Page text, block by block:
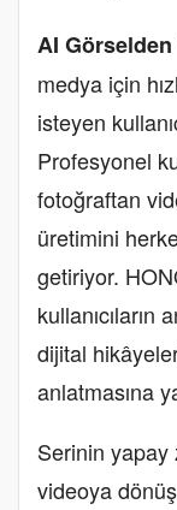
AI
medya için
isteyen
Profesyonel
fotoğraftan
üretimini
getiriyor.
kullanıcıların
dijital
anlatmasına
Serinin
videoya